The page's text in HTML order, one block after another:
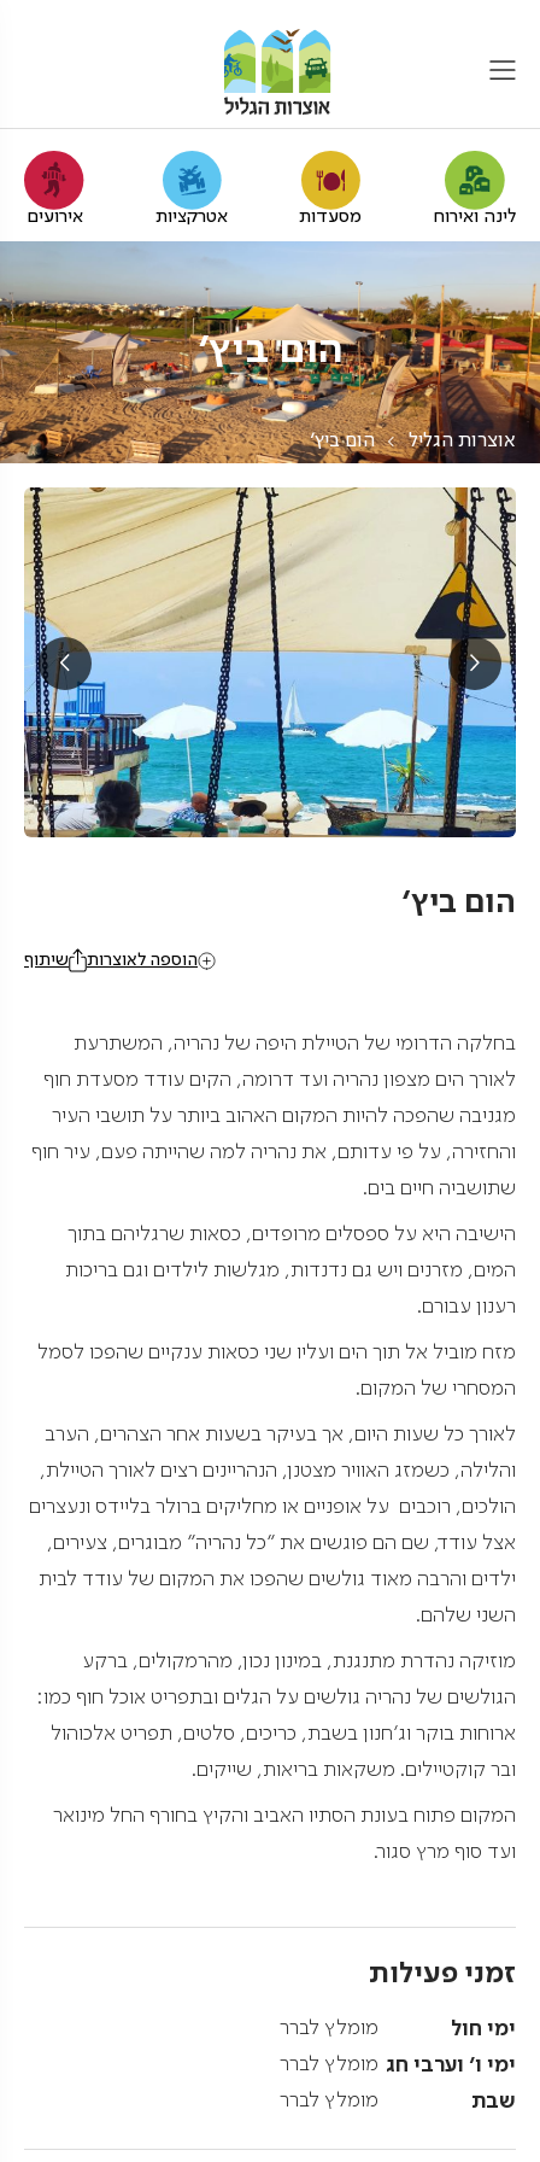
לינה ואירוח מסעדות אטרקציות אירועים
הום ביץ'
אוצרות הגליל הום ביץ'
הום ביץ'
שיתוף הוספה לאוצרות
בחלקה הדרומי של הטיילת היפה של נהריה, המשתרעת
לאורך הים מצפון נהריה ועד דרומה, הקים עודד מסעדת חוף
מגניבה שהפכה להיות המקום האהוב ביותר על תושבי העיר
והחזירה, על פי עדותם, את נהריה למה שהייתה פעם, עיר חוף
שתושביה חיים בים.
הישיבה היא על ספסלים מרופדים, כסאות שרגליהם בתוך
המים, מזרנים ויש גם נדנדות, מגלשות לילדים וגם בריכות
רענון עבורם.
מזח מוביל אל תוך הים ועליו שני כסאות ענקיים שהפכו לסמל
המסחרי של המקום.
לאורך כל שעות היום, אך בעיקר בשעות אחר הצהרים, הערב
והלילה, כשמזג האוויר מצטנן, הנהריינים רצים לאורך הטיילת,
הולכים, רוכבים על אופניים או מחליקים ברולר בליידס ונעצרים
אצל עודד, שם הם פוגשים את "כל נהריה" מבוגרים, צעירים,
ילדים והרבה מאוד גולשים שהפכו את המקום של עודד לבית
השני שלהם.
מוזיקה נהדרת מתנגנת, במינון נכון, מהרמקולים, ברקע
הגולשים של נהריה גולשים על הגלים ובתפריט אוכל חוף כמו:
ארוחות בוקר וג'חנון בשבת, כריכים, סלטים, תפריט אלכוהול
ובר קוקטיילים. משקאות בריאות, שייקים.
המקום פתוח בעונת הסתיו האביב והקיץ בחורף החל מינואר
ועד סוף מרץ סגור.
זמני פעילות
ימי חול מומלץ לברר
ימי ו' וערבי חג מומלץ לברר
שבת מומלץ לברר